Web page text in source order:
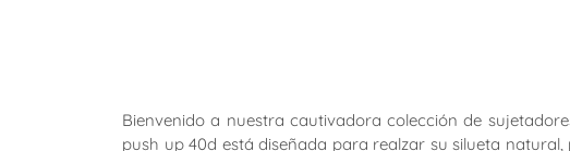
Bienvenido a nuestra cautivadora colección de
push up 40d está diseñada para realzar su silueta